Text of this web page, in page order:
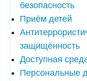
безопасность
Приём детей
защищённость
Доступная
Персональные